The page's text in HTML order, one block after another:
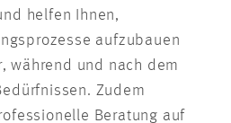
helfen Ihnen,
aufzubauen
während und nach dem
Zudem
Beratung auf